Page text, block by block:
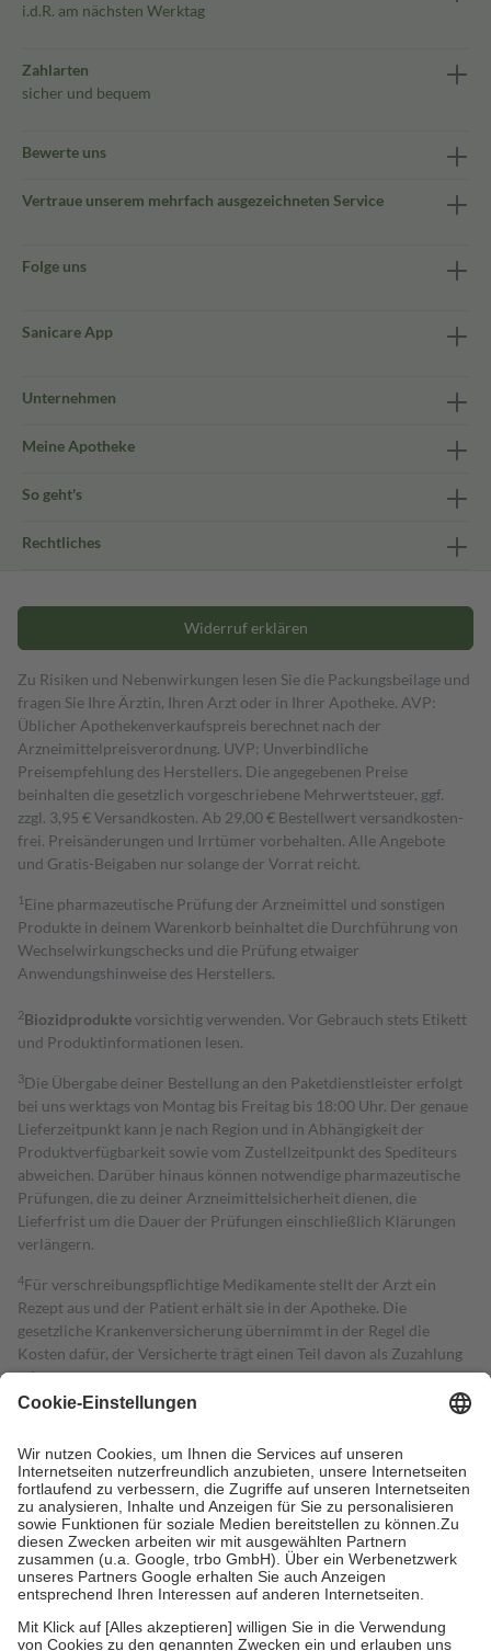
i.d.R. am nächsten Werktag
Zahlarten
sicher und bequem
Bewerte uns
Vertraue unserem mehrfach ausgezeichneten Service
Folge uns
Sanicare App
Unternehmen
Meine Apotheke
So geht's
Rechtliches
Widerruf erklären
Zu Risiken und Nebenwirkungen lesen Sie die Packungsbeilage und
fragen Sie Ihre Ärztin, Ihren Arzt oder in Ihrer Apotheke. AVP:
Üblicher Apothekenverkaufspreis berechnet nach der
Arzneimittelpreisverordnung. UVP: Unverbindliche
Preisempfehlung des Herstellers. Die angegebenen Preise
beinhalten die gesetzlich vorgeschriebene Mehrwertsteuer, ggf.
zzgl. 3,95 € Versandkosten. Ab 29,00 € Bestell­wert versand­kosten­
frei. Preisänderungen und Irrtümer vorbehalten. Alle Angebote
und Gratis-Beigaben nur solange der Vorrat reicht.
1 Eine pharmazeutische Prüfung der Arzneimittel und sonstigen
Produkte in deinem Warenkorb beinhaltet die Durchführung von
Wechselwirkungschecks und die Prüfung etwaiger
Anwendungshinweise des Herstellers.
2Biozidproduktevorsichtig verwenden. Vor Gebrauch stets Etikett
und Produktinformationen lesen.
3Die Übergabe deiner Bestellung an den Paketdienstleister erfolgt
bei uns werktags von Montag bis Freitag bis 18:00 Uhr. Der genaue
Lieferzeitpunkt kann je nach Region und in Abhängigkeit der
Produktverfügbarkeit sowie vom Zustellzeitpunkt des Spediteurs
abweichen. Darüber hinaus können notwendige pharmazeutische
Prüfungen, die zu deiner Arzneimittelsicherheit dienen, die
Lieferfrist um die Dauer der Prüfungen einschließlich Klärungen
verlängern.
4Für verschreibungspflichtige Medikamente stellt der Arzt ein
Rezept aus und der Patient erhält sie in der Apotheke. Die
gesetzliche Krankenversicherung übernimmt in der Regel die
Kosten dafür, der Versicherte trägt einen Teil davon als Zuzahlung
mit.
Grundsätzlich leisten Mitglieder Zuzahlungen in Höhe von zehn
höchstens zehn Euro.
Es sind jedoch nie mehr als die tatsächlichen
Kosten der Leistung zu entrichten.
Diese Regeln gelten grundsätzlich auch für Online-Apotheken.
Bei Heilmitteln und häuslicher Krankenpflege beträgt die
Zuzahlung zehn Prozent der Kosten sowie zehn Euro je
Verordnung.
Um das Engagement der Versicherten für ihre eigene Gesundheit zu
stärken und die besondere Stellung der Familie zu unterstützen,
fallenkeine Zuzahlungenan bei: